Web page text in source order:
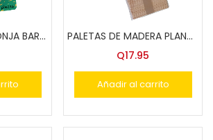
PALETA CON ESPONJA BARRILITO P/PINTAR 793
PALETAS DE MADERA PLANAS W-001 ACME
Q17.95
Añadir al carrito